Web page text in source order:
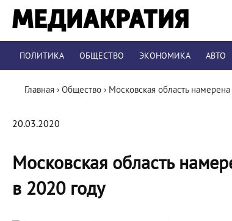
ПОЛИТИКА ОБЩЕСТВО ЭКОНОМИКА АВТО
Главная › Общество › Московская область
20.03.2020
Московская область
в 2020 году